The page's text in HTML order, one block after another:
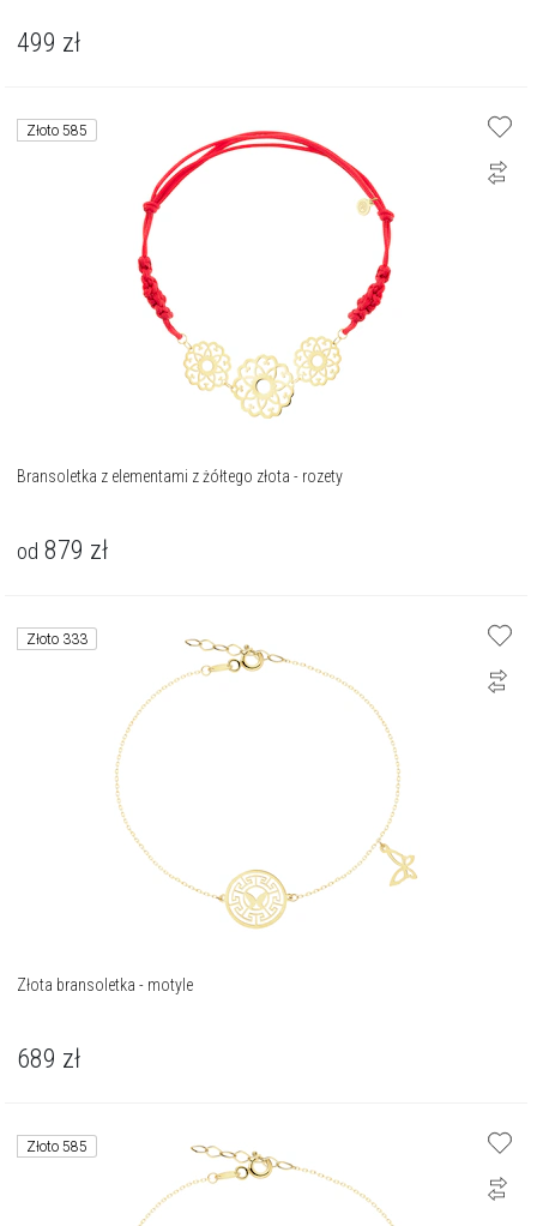
499 zł
Złoto 585
Bransoletka z elementami z żółtego złota - rozety
od 879 zł
Złoto 333
Złota bransoletka - motyle
689 zł
Złoto 585